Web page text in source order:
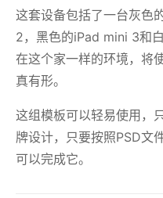
这套设备包括了一台灰色
2，黑色的iPad mini 3和
在这个家一样的环境，将
真有形。
这组模板可以轻易使用，
牌设计，只要按照PSD文
可以完成它。